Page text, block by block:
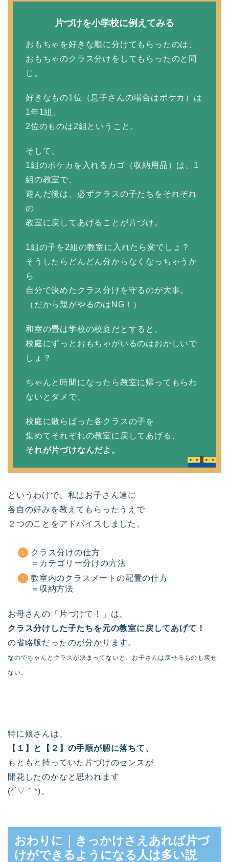
片づけを小学校に例えてみる
おもちゃを好きな順に分けてもらったのは、
おもちゃのクラス分けをしてもらったのと同
じ。
好きなもの1位（息子さんの場合はポケカ）は
1年1組、
2位のものは2組ということ。
そして、
1組のポケカを入れるカゴ（収納用品）は、1
組の教室で、
遊んだ後は、必ずクラスの子たちをそれぞれ
の
教室に戻してあげることが片づけ。
1組の子を2組の教室に入れたら変でしょ？
そうしたらどんどん分からなくなっちゃうか
ら
自分で決めたクラス分けを守るのが大事。
（だから親がやるのはNG！）
和室の畳は学校の校庭だとすると、
校庭にずっとおもちゃがいるのはおかしいで
しょ？
ちゃんと時間になったら教室に帰ってもらわ
ないとダメで、
校庭に散らばった各クラスの子を
集めてそれぞれの教室に戻してあげる、
それが片づけなんだよ。
というわけで、私はお子さん達に
各自の好みを教えてもらったうえで
２つのことをアドバイスしました。
クラス分けの仕方
＝カテゴリー分けの方法
教室内のクラスメートの配置の仕方
＝収納方法
お母さんの「片づけて！」は、
クラス分けした子たちを元の教室に戻してあげて！
の省略版だったのが分かります。
なのでちゃんとクラスが決まってないと、 お子さんは戻せるものも戻せ
ない。
特に娘さんは、
【１】と【２】の手順が腑に落ちて、
もともと持っていた片づけのセンスが
開花したのかなと思われます
(*´▽｀*)。
おわりに｜きっかけさえあれば片づ
けができるようになる人は多い説